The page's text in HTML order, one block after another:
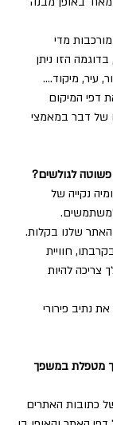
קל מאוד ליצור כתובות URL מורכבות מדי
הזו ניתן
עיר, מיקוד....
דפי המיקום
של דבר במאמצי
לגולשים?
נקייה של
שלנו בקלות.
חוויית
צריכה להיות
נתיב פירורי
מטפלת במשפך
כתובות האתרים